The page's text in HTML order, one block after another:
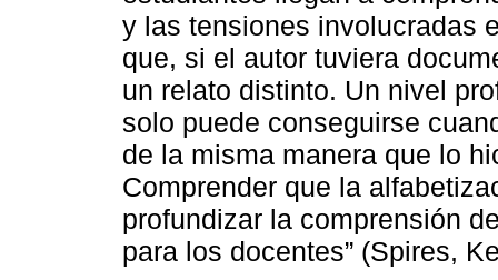
y las tensiones involucradas
que, si el autor tuviera
un relato distinto. Un nivel
solo puede conseguirse
de la misma manera que lo
Comprender que la
profundizar la comprensión
para los docentes” (Spires,